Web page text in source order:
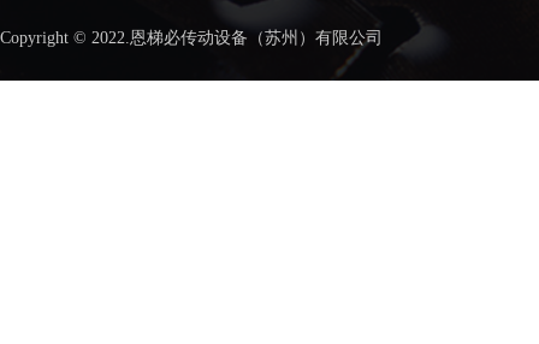
Copyright © 2022.恩梯必传动设备（苏州）有限公司